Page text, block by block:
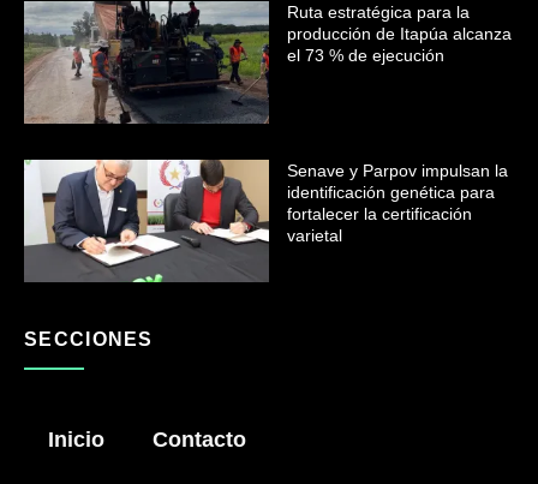
Ruta estratégica para la
producción de Itapúa alcanza
el 73 % de ejecución
Senave y Parpov impulsan la
identificación genética para
fortalecer la certificación
varietal
SECCIONES
Inicio Contacto